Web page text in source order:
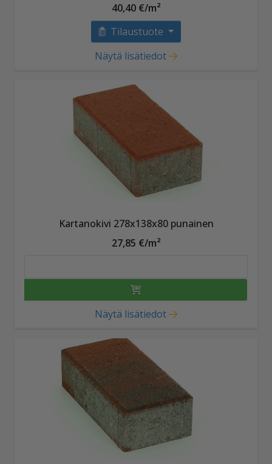
40,40 €/m²
Tilaustuote
Näytä lisätiedot
Kartanokivi 278x138x80 punainen
27,85 €/m²
Näytä lisätiedot